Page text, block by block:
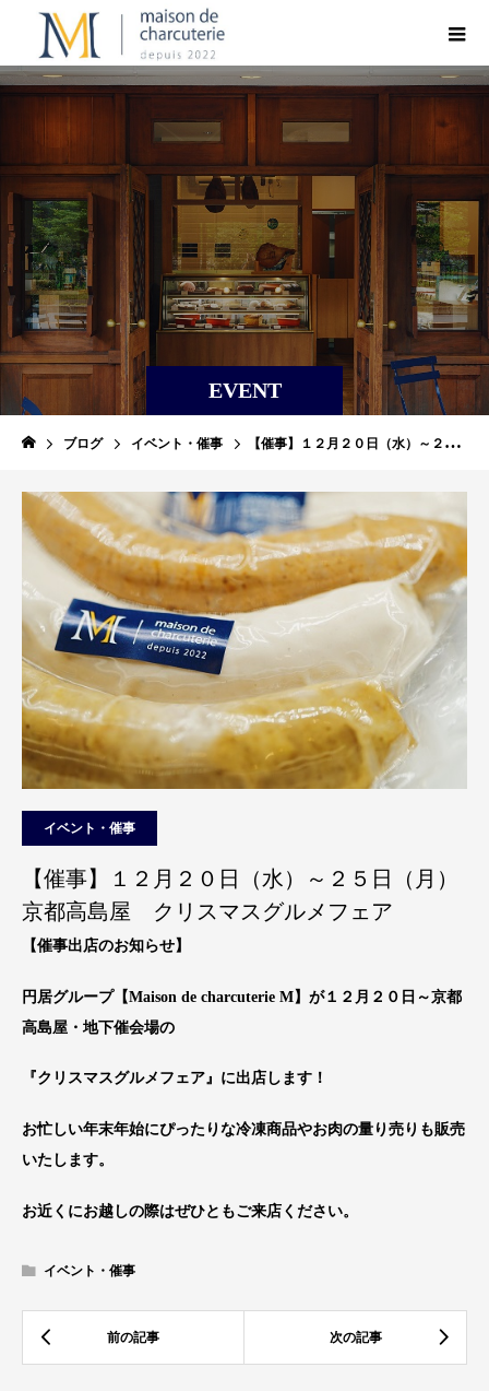
EVENT
ブログ イベント・催事 【催事】１２月２０日（水）～２５日（月）京都高島屋 クリスマスグルメフェア
イベント・催事
【催事】１２月２０日（水）～２５日（月）
京都高島屋 クリスマスグルメフェア
【催事出店のお知らせ】
円居グループ【Maison de charcuterie M】が１２月２０日～京都
高島屋・地下催会場の
『クリスマスグルメフェア』に出店します！
お忙しい年末年始にぴったりな冷凍商品やお肉の量り売りも販売
いたします。
お近くにお越しの際はぜひともご来店ください。
イベント・催事